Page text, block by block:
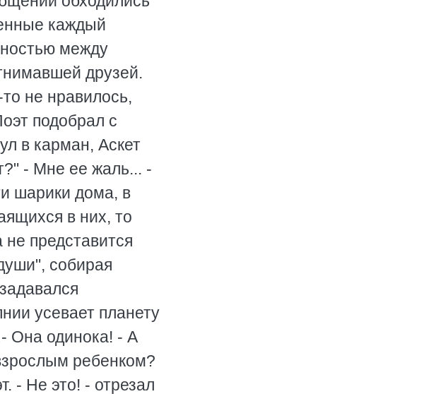
каждый
между
друзей.
не нравилось,
подобрал с
в карман, Аскет
- Мне ее жаль... -
шарики дома, в
в них, то
представится
собирая
усевает планету
Она одинока! - А
ребенком?
- Не это! - отрезал